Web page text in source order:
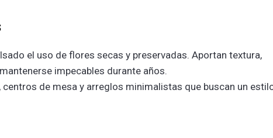
el uso de flores secas y preservadas. Aportan textura,
impecables durante años.
de mesa y arreglos minimalistas que buscan un